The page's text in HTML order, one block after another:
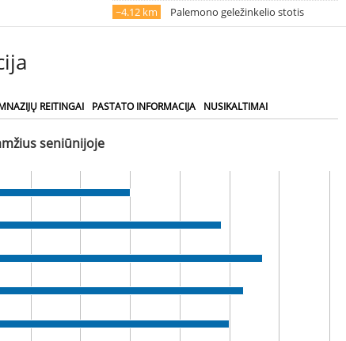
~4.12 km Palemono geležinkelio stotis
REITINGAI PASTATO INFORMACIJA NUSIKALTIMAI
seniūnijoje